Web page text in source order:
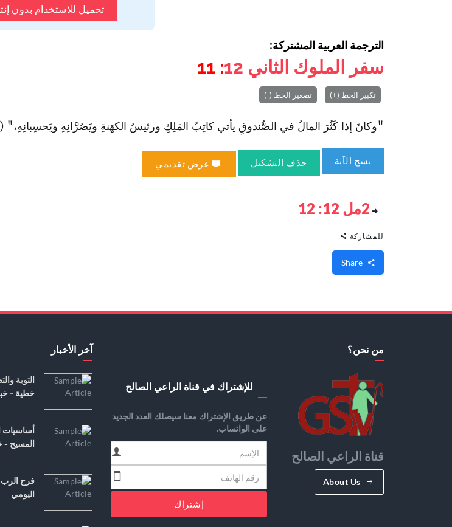
تحميل للاستخدام بدون
الترجمة العربية المشتركة:
سفر الملوك الثاني 12
: 11
تكبير الخط (+) تصغير الخط (-)
"وكانَ إذا كَثُرَ المالُ في الصُّندوقِ يأتي كاتِبُ المَلِكِ ورئيسُ الكهَنةِ ويَصُرَّانِهِ ويَحسِبانِهِ،" (2مل 12: 11).
نسخ الآية حذف التشكيل عرض تقديمي
2مل 12: 12
للمشاركة
من نحن؟
قناة الراعي الصالح
About Us
للإشتراك في قناة الراعي الصالح
عن طريق الإشتراك معنا سيصلك العدد الجديد
على الواتساب.
إشتراك
آخر الأخبار
التوبة
خطية -
أساسيات
المسيح -
فرح الرب
اليومي